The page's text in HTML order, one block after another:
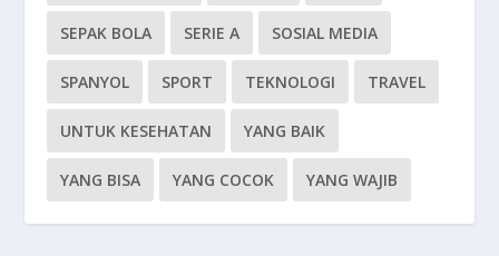
SEPAK BOLA SERIE A SOSIAL MEDIA
SPANYOL SPORT TEKNOLOGI TRAVEL
UNTUK KESEHATAN YANG BAIK
YANG BISA YANG COCOK YANG WAJIB